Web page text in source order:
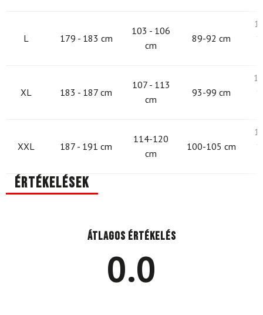
L 179 - 183 cm
103 - 106
cm
89-92 cm
XL 183 - 187 cm
107 - 113
cm
93-99 cm
XXL 187 - 191 cm
114-120
cm
100-105 cm
Értékelések
Átlagos értékelés
0.0